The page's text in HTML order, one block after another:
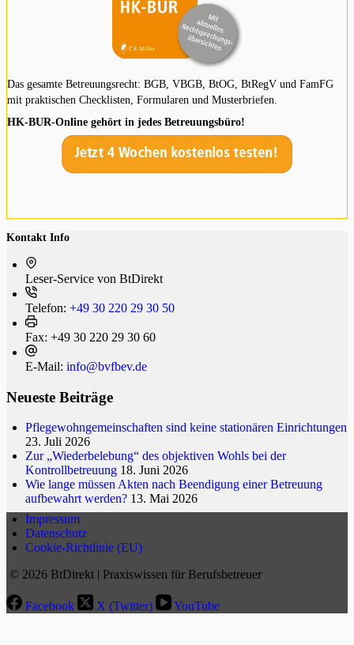
Das gesamte Betreuungsrecht: BGB, VBGB, BtOG, BtRegV und FamFG
mit praktischen Checklisten, Formularen und Musterbriefen.
HK-BUR-Online gehört in jedes Betreuungsbüro!
Kontakt Info
Leser-Service von BtDi­rekt
Telefon: +49 30 220 29 30 50
Fax: +49 30 220 29 30 60
E-Mail: info@bvfbev.de
Neueste Beiträge
Pflegewohngemeinschaften sind keine stationären Einrichtungen
23. Juli 2026
Zur „Wiederbelebung“ des objektiven Wohls bei der
Kontrollbetreuung 18. Juni 2026
Wie lange müssen Akten nach Beendigung einer Betreuung
aufbewahrt werden? 13. Mai 2026
Impressum
Datenschutz
Cookie-Richtlinie (EU)
© 2026 BtDirekt | Praxiswissen für Berufsbetreuer
Facebook X (Twitter) YouTube